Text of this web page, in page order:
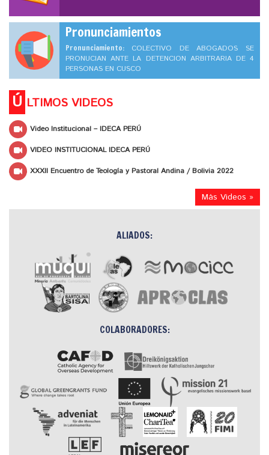
Pronunciamientos
Pronunciamiento: COLECTIVO DE ABOGADOS SE
PRONUCIAN ANTE LA DETENCION ARBITRARIA DE 4
PERSONAS EN CUSCO
Ú LTIMOS VIDEOS
Video Institucional – IDECA PERÚ
VIDEO INSTITUCIONAL IDECA PERÚ
XXXII Encuentro de Teología y Pastoral Andina / Bolivia 2022
Más Videos »
ALIADOS:
COLABORADORES: